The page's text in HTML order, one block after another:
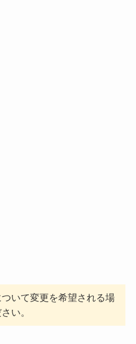
いて変更を希望される場
い。